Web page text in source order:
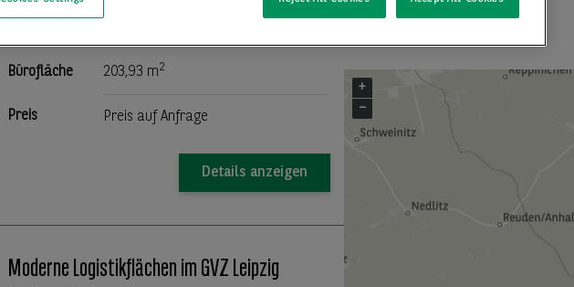
Bürofläche 203,93 m2
Preis Preis auf Anfrage
Details anzeigen
Moderne Logistikflächen im GVZ Leipzig
+
−